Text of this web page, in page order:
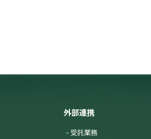
外部連携
受託業務